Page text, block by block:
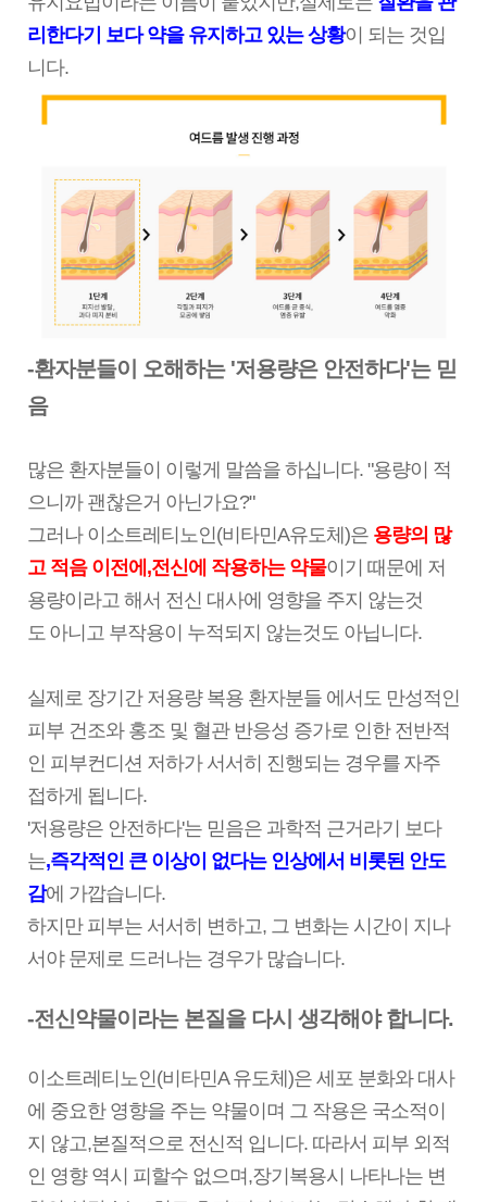
리한다기 보다 약을 유지하고 있는 상황이 되는 것입
니다.
-환자분들이 오해하는 '저용량은 안전하다'는 믿
음
많은 환자분들이 이렇게 말씀을 하십니다. "용량이 적
으니까 괜찮은거 아닌가요?"
그러나 이소트레티노인(비타민A유도체)은 용량의 많
고 적음 이전에,전신에 작용하는 약물이기 때문에 저
용량이라고 해서 전신 대사에 영향을 주지 않는것
도 아니고 부작용이 누적되지 않는것도 아닙니다.
실제로 장기간 저용량 복용 환자분들 에서도 만성적인
피부 건조와 홍조 및 혈관 반응성 증가로 인한 전반적
인 피부컨디션 저하가 서서히 진행되는 경우를 자주
접하게 됩니다.
'저용량은 안전하다'는 믿음은 과학적 근거라기 보다
는,즉각적인 큰 이상이 없다는 인상에서 비롯된 안도
감에 가깝습니다.
하지만 피부는 서서히 변하고, 그 변화는 시간이 지나
서야 문제로 드러나는 경우가 많습니다.
-전신약물이라는 본질을 다시 생각해야 합니다.
이소트레티노인(비타민A 유도체)은 세포 분화와 대사
에 중요한 영향을 주는 약물이며 그 작용은 국소적이
지 않고,본질적으로 전신적 입니다. 따라서 피부 외적
인 영향 역시 피할수 없으며,장기복용시 나타나는 변